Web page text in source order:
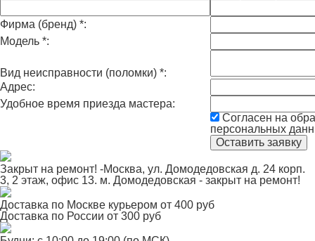
Фирма (бренд) *:
Модель *:
Вид неисправности (поломки) *:
Адрес:
Удобное время приезда мастера:
Согласен на
персональных
Закрыт на ремонт! -Москва, ул. Домодедовская д. 24 корп.
3, 2 этаж, офис 13. м. Домодедовская - закрыт на ремонт!
Доставка по Москве курьером от 400 руб
Доставка по России от 300 руб